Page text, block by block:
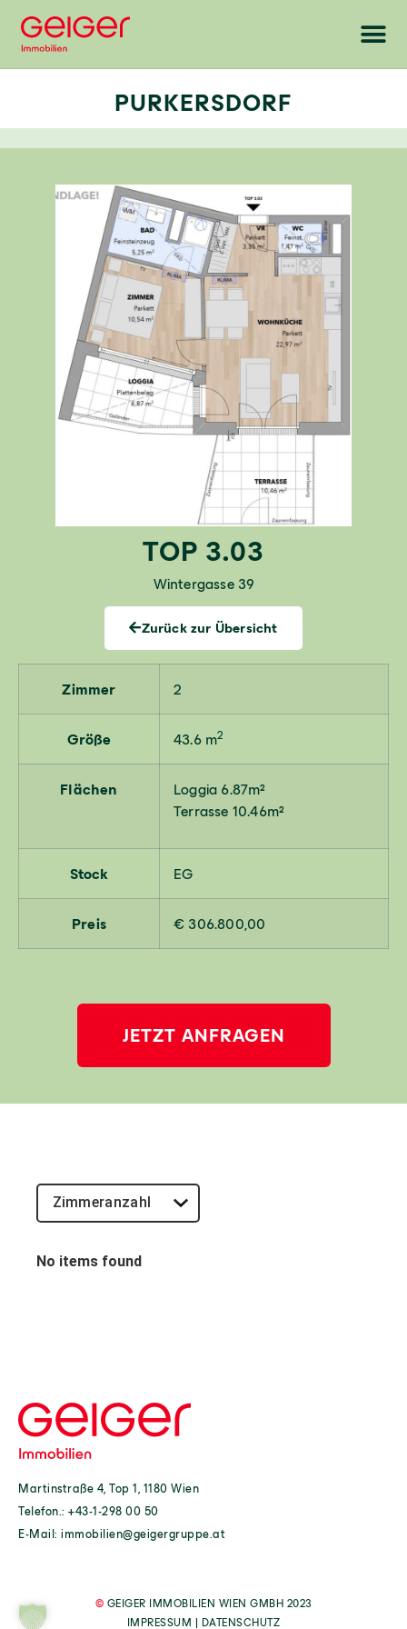
PURKERSDORF
TOP 3.03
Wintergasse 39
Zurück zur Übersicht
Zimmer 2
Größe 43.6 m2
Flächen
Loggia 6.87m²
Terrasse 10.46m²
Stock EG
Preis € 306.800,00
JETZT ANFRAGEN
No items found
Martinstraße 4, Top 1, 1180 Wien
Telefon.: +43-1-298 00 50
E-Mail: immobilien@geigergruppe.at
© GEIGER IMMOBILIEN WIEN GMBH 2023
IMPRESSUM
DATENSCHUTZ